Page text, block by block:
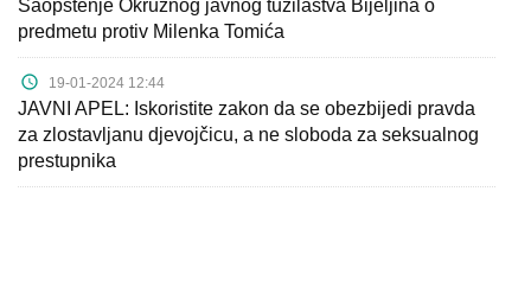
Saopštenje Okružnog javnog tužilaštva Bijeljina o
predmetu protiv Milenka Tomića
19-01-2024 12:44
JAVNI APEL: Iskoristite zakon da se obezbijedi pravda
za zlostavljanu djevojčicu, a ne sloboda za seksualnog
prestupnika